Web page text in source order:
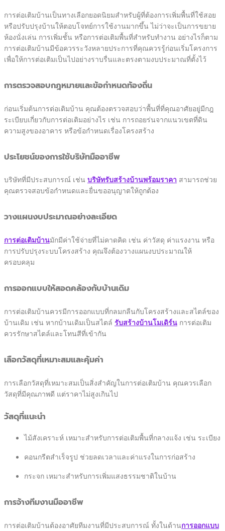
การต่อเติมบ้านเป็นทางเลือกยอดนิยมสำหรับผู้ที่ต้องการเพิ่มพื้นที่ใช้สอย
หรือปรับปรุงบ้านให้ตอบโจทย์การใช้งานมากขึ้น ไม่ว่าจะเป็นการขยาย
ห้องนั่งเล่น การเพิ่มชั้น หรือการต่อเติมพื้นที่สำหรับทำงาน อย่างไรก็ตาม
การต่อเติมบ้านมีข้อควรระวังหลายประการที่คุณควรรู้ก่อนเริ่มโครงการ
เพื่อให้การต่อเติมเป็นไปอย่างราบรื่นและตรงตามงบประมาณที่ตั้งไว้
การตรวจสอบกฎหมายและข้อกำหนดท้องถิ่น
ก่อนเริ่มต้นการต่อเติมบ้าน คุณต้องตรวจสอบว่าพื้นที่ที่คุณอาศัยอยู่มีกฎ
ระเบียบเกี่ยวกับการต่อเติมอย่างไร เช่น การถอยร่นจากแนวเขตที่ดิน
ความสูงของอาคาร หรือข้อกำหนดเรื่องโครงสร้าง
ประโยชน์ของการใช้บริษัทมืออาชีพ
บริษัทที่มีประสบการณ์ เช่น บริษัทรับสร้างบ้านพร้อมราคา สามารถช่วย
คุณตรวจสอบข้อกำหนดและยื่นขออนุญาตให้ถูกต้อง
วางแผนงบประมาณอย่างละเอียด
การต่อเติมบ้านมักมีค่าใช้จ่ายที่ไม่คาดคิด เช่น ค่าวัสดุ ค่าแรงงาน หรือ
การปรับปรุงระบบโครงสร้าง คุณจึงต้องวางแผนงบประมาณให้
ครอบคลุม
การออกแบบให้สอดคล้องกับบ้านเดิม
การต่อเติมบ้านควรมีการออกแบบที่กลมกลืนกับโครงสร้างและสไตล์ของ
บ้านเดิม เช่น หากบ้านเดิมเป็นสไตล์ รับสร้างบ้านโมเดิร์น การต่อเติม
ควรรักษาสไตล์และโทนสีที่เข้ากัน
เลือกวัสดุที่เหมาะสมและคุ้มค่า
การเลือกวัสดุที่เหมาะสมเป็นสิ่งสำคัญในการต่อเติมบ้าน คุณควรเลือก
วัสดุที่มีคุณภาพดี แต่ราคาไม่สูงเกินไป
วัสดุที่แนะนำ
ไม้สังเคราะห์ เหมาะสำหรับการต่อเติมพื้นที่กลางแจ้ง เช่น ระเบียง
คอนกรีตสำเร็จรูป ช่วยลดเวลาและค่าแรงในการก่อสร้าง
กระจก เหมาะสำหรับการเพิ่มแสงธรรมชาติในบ้าน
การจ้างทีมงานมืออาชีพ
การต่อเติมบ้านต้องอาศัยทีมงานที่มีประสบการณ์ ทั้งในด้านการออกแบบ